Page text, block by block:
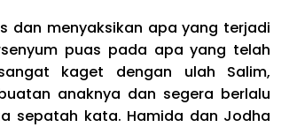
dan menyaksikan apa yang terjadi
puas pada apa yang telah
kaget dengan ulah Salim,
anaknya dan segera berlalu
sepatah kata. Hamida dan Jodha